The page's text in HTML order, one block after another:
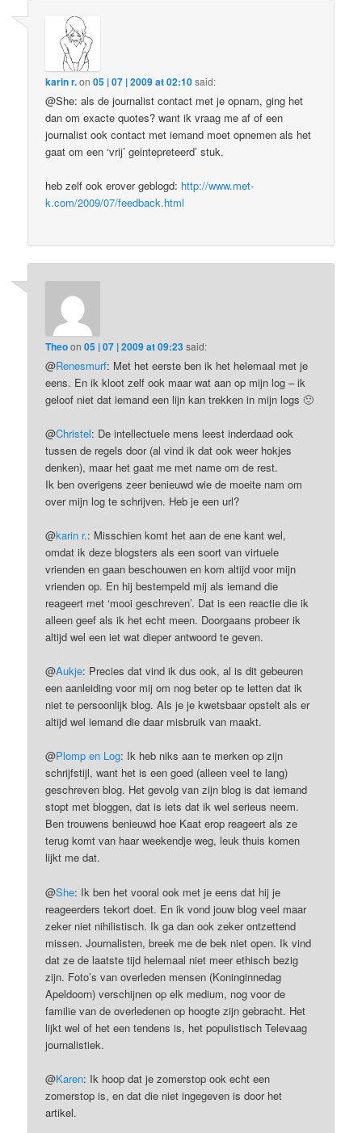
karin r.on05 | 07 | 2009 at 02:10said:
@She: als de journalist contact met je opnam, ging het
dan om exacte quotes? want ik vraag me af of een
journalist ook contact met iemand moet opnemen als het
gaat om een ‘vrij’ geintepreteerd’ stuk.
heb zelf ook erover geblogd: http://www.met-
k.com/2009/07/feedback.html
Theoon05 | 07 | 2009 at 09:23said:
@Renesmurf: Met het eerste ben ik het helemaal met je
eens. En ik kloot zelf ook maar wat aan op mijn log – ik
geloof niet dat iemand een lijn kan trekken in mijn logs 🙂
@Christel: De intellectuele mens leest inderdaad ook
tussen de regels door (al vind ik dat ook weer hokjes
denken), maar het gaat me met name om de rest.
Ik ben overigens zeer benieuwd wie de moeite nam om
over mijn log te schrijven. Heb je een url?
@karin r.: Misschien komt het aan de ene kant wel,
omdat ik deze blogsters als een soort van virtuele
vrienden en gaan beschouwen en kom altijd voor mijn
vrienden op. En hij bestempeld mij als iemand die
reageert met ‘mooi geschreven’. Dat is een reactie die ik
alleen geef als ik het echt meen. Doorgaans probeer ik
altijd wel een iet wat dieper antwoord te geven.
@Aukje: Precies dat vind ik dus ook, al is dit gebeuren
een aanleiding voor mij om nog beter op te letten dat ik
niet te persoonlijk blog. Als je je kwetsbaar opstelt als er
altijd wel iemand die daar misbruik van maakt.
@Plomp en Log: Ik heb niks aan te merken op zijn
schrijfstijl, want het is een goed (alleen veel te lang)
geschreven blog. Het gevolg van zijn blog is dat iemand
stopt met bloggen, dat is iets dat ik wel serieus neem.
Ben trouwens benieuwd hoe Kaat erop reageert als ze
terug komt van haar weekendje weg, leuk thuis komen
lijkt me dat.
@She: Ik ben het vooral ook met je eens dat hij je
reageerders tekort doet. En ik vond jouw blog veel maar
zeker niet nihilistisch. Ik ga dan ook zeker ontzettend
missen. Journalisten, breek me de bek niet open. Ik vind
dat ze de laatste tijd helemaal niet meer ethisch bezig
zijn. Foto’s van overleden mensen (Koninginnedag
Apeldoorn) verschijnen op elk medium, nog voor de
familie van de overledenen op hoogte zijn gebracht. Het
lijkt wel of het een tendens is, het populistisch Televaag
journalistiek.
@Karen: Ik hoop dat je zomerstop ook echt een
zomerstop is, en dat die niet ingegeven is door het
artikel.